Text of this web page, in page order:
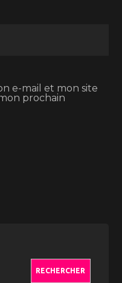
e-mail et mon site
prochain
RECHERCHER